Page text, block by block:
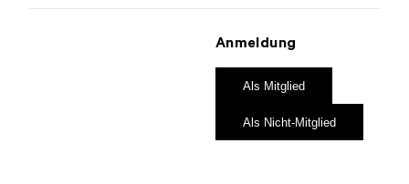
Anmeldung
Als Mitglied
Als Nicht-Mitglied